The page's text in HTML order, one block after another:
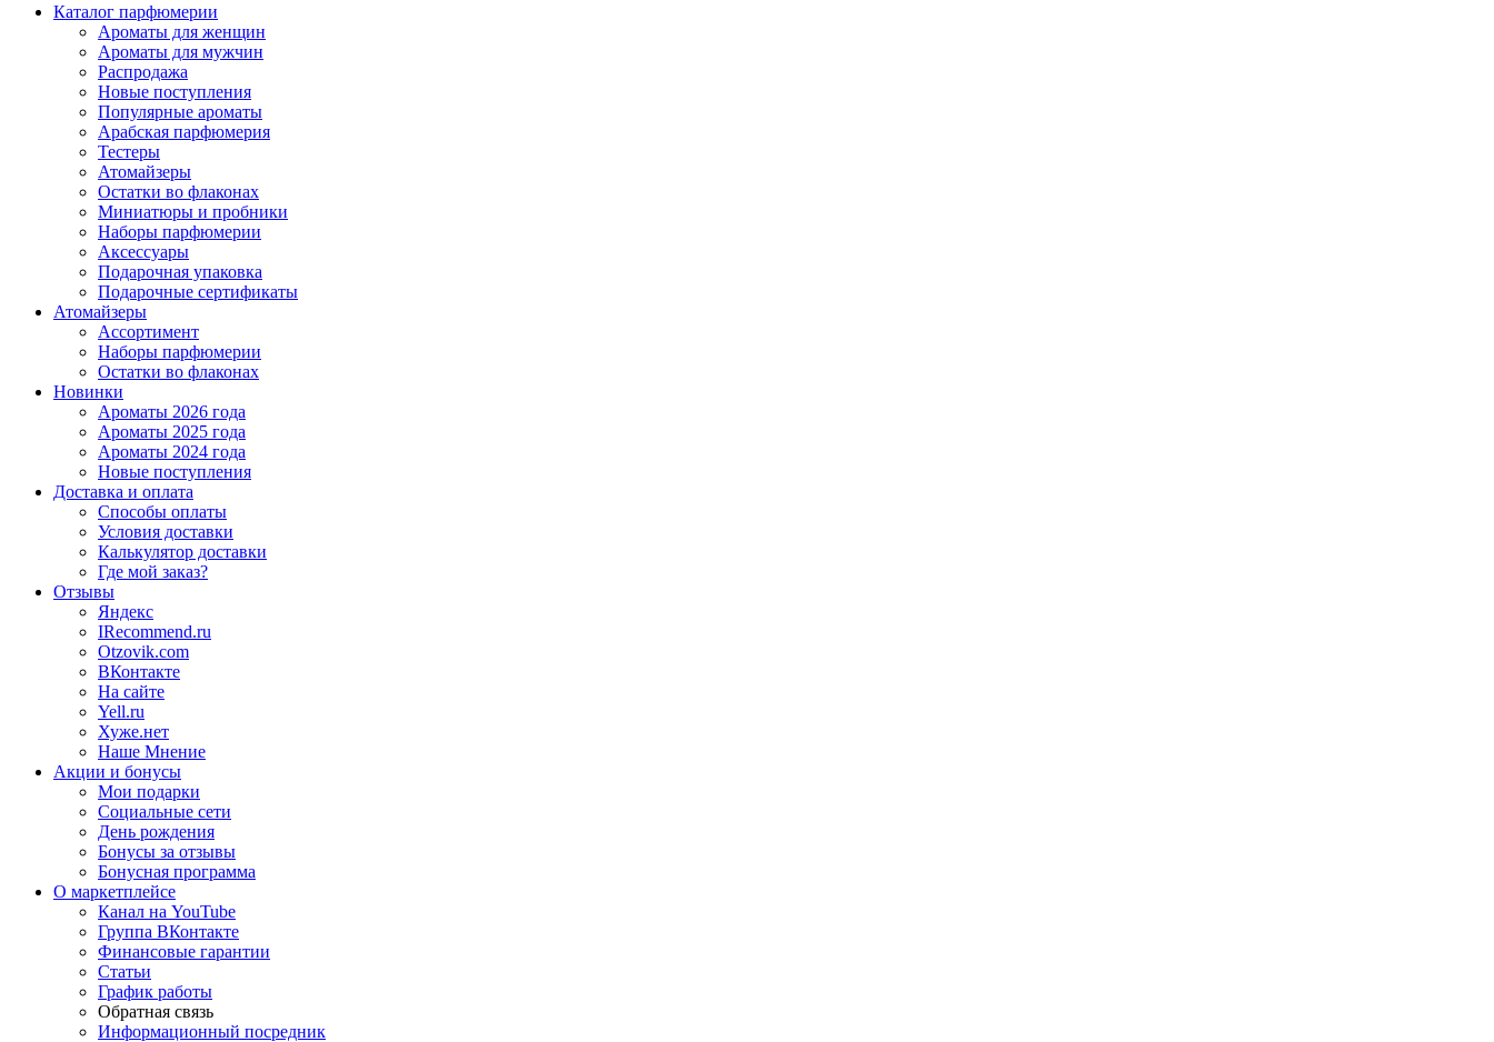
Каталог парфюмерии
Ароматы для женщин
Ароматы для мужчин
Распродажа
Новые поступления
Популярные ароматы
Арабская парфюмерия
Тестеры
Атомайзеры
Остатки во флаконах
Миниатюры и пробники
Наборы парфюмерии
Аксессуары
Подарочная упаковка
Подарочные сертификаты
Атомайзеры
Ассортимент
Наборы парфюмерии
Остатки во флаконах
Новинки
Ароматы 2026 года
Ароматы 2025 года
Ароматы 2024 года
Новые поступления
Доставка и оплата
Способы оплаты
Условия доставки
Калькулятор доставки
Где мой заказ?
Отзывы
Яндекс
IRecommend.ru
Otzovik.com
ВКонтакте
На сайте
Yell.ru
Хуже.нет
Наше Мнение
Акции и бонусы
Мои подарки
Социальные сети
День рождения
Бонусы за отзывы
Бонусная программа
О маркетплейсе
Канал на YouTube
Группа ВКонтакте
Финансовые гарантии
Статьи
График работы
Обратная связь
Информационный посредник